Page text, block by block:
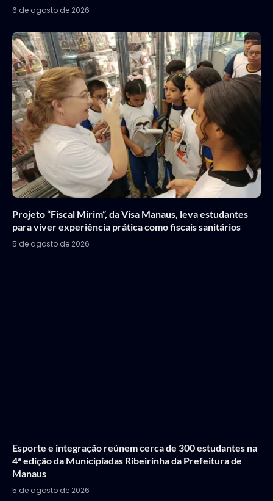
6 de agosto de 2026
Projeto “Fiscal Mirim”, da Visa Manaus, leva estudantes
para viver experiência prática como fiscais sanitários
5 de agosto de 2026
Esporte e integração reúnem cerca de 300 estudantes na
4ª edição da Municipíadas Ribeirinha da Prefeitura de
Manaus
5 de agosto de 2026